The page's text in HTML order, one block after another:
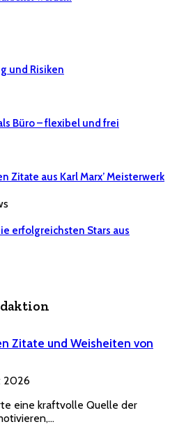
und Risiken
Büro – flexibel und frei
Zitate aus Karl Marx’ Meisterwerk
erfolgreichsten Stars aus
Zitate und Weisheiten von
2026
eine kraftvolle Quelle der